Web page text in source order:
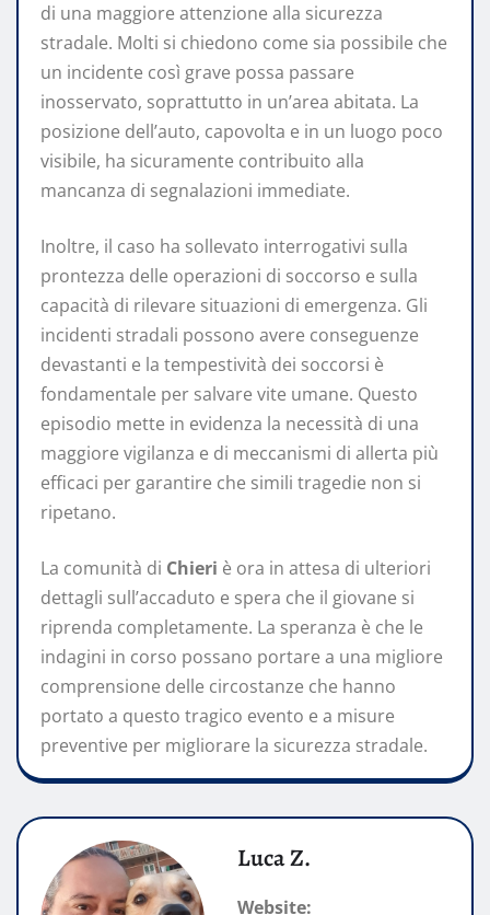
di una maggiore attenzione alla sicurezza
stradale. Molti si chiedono come sia possibile che
un incidente così grave possa passare
inosservato, soprattutto in un’area abitata. La
posizione dell’auto, capovolta e in un luogo poco
visibile, ha sicuramente contribuito alla
mancanza di segnalazioni immediate.
Inoltre, il caso ha sollevato interrogativi sulla
prontezza delle operazioni di soccorso e sulla
capacità di rilevare situazioni di emergenza. Gli
incidenti stradali possono avere conseguenze
devastanti e la tempestività dei soccorsi è
fondamentale per salvare vite umane. Questo
episodio mette in evidenza la necessità di una
maggiore vigilanza e di meccanismi di allerta più
efficaci per garantire che simili tragedie non si
ripetano.
La comunità di Chieri è ora in attesa di ulteriori
dettagli sull’accaduto e spera che il giovane si
riprenda completamente. La speranza è che le
indagini in corso possano portare a una migliore
comprensione delle circostanze che hanno
portato a questo tragico evento e a misure
preventive per migliorare la sicurezza stradale.
Luca Z.
Website: